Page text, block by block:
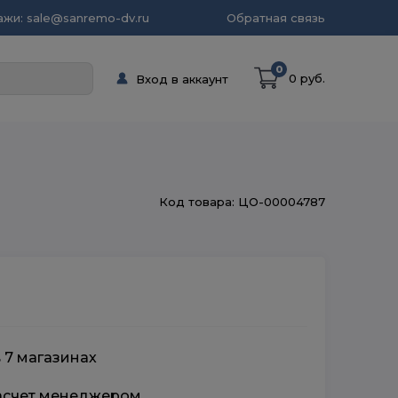
sale@sanremo-dv.ru Обратная связь
Вход в аккаунт
0
0 руб.
Код товара: ЦО-00004787
магазинах